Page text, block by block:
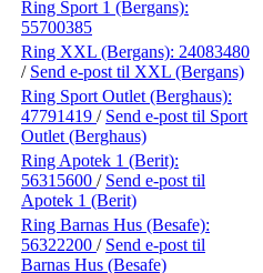
Ring Sport 1 (Bergans):
55700385
Ring XXL (Bergans): 24083480
/ Send e-post til XXL (Bergans)
Ring Sport Outlet (Berghaus):
47791419 / Send e-post til Sport
Outlet (Berghaus)
Ring Apotek 1 (Berit):
56315600 / Send e-post til
Apotek 1 (Berit)
Ring Barnas Hus (Besafe):
56322200 / Send e-post til
Barnas Hus (Besafe)